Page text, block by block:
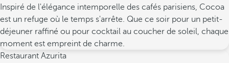
Inspiré de l'élégance intemporelle des cafés parisiens, Cocoa
est un refuge où le temps s'arrête. Que ce soir pour un petit-
déjeuner raffiné ou pour cocktail au coucher de soleil, chaque
moment est empreint de charme.
Restaurant Azurita